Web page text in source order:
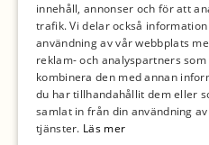
VÅRT
innehåll, annonser och för att
trafik. Vi delar också
användning av vår webbplats
reklam- och analyspartners som
kombinera den med annan
du har tillhandahållit dem eller
samlat in från din användning
tjänster. Läs mer